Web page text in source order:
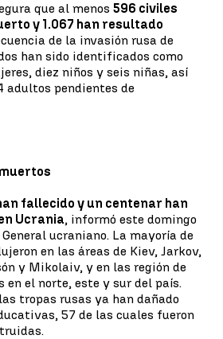
que al menos 596 civiles
y 1.067 han resultado
de la invasión rusa de
han sido identificados como
diez niños y seis niñas, así
adultos pendientes de
fallecido y un centenar han
Ucrania, informó este domingo
ucraniano. La mayoría de
en las áreas de Kiev, Jarkov,
y Mikolaiv, y en las región de
en el norte, este y sur del país.
tropas rusas ya han dañado
57 de las cuales fueron